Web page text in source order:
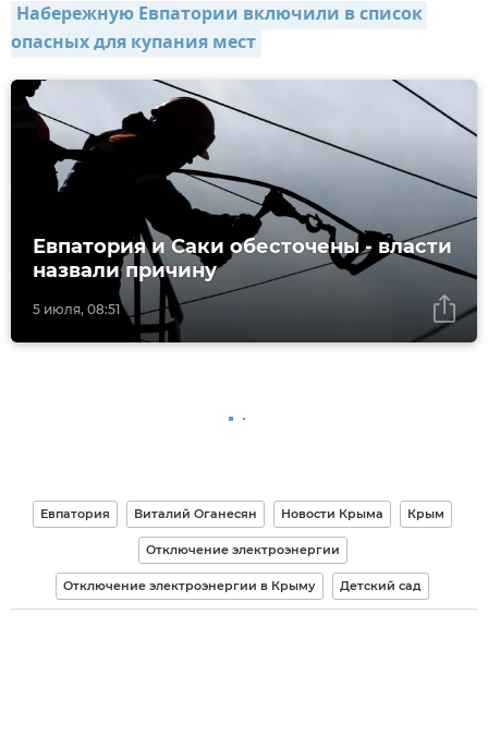
Набережную Евпатории включили в список
опасных для купания мест
5 июля, 08:51
Евпатория и Саки обесточены - власти
назвали причину
Евпатория Виталий Оганесян Новости Крыма Крым
Отключение электроэнергии
Отключение электроэнергии в Крыму Детский сад